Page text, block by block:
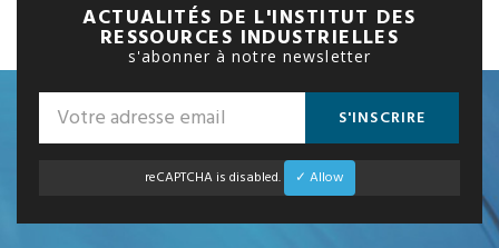
ACTUALITÉS DE L'INSTITUT DES
RESSOURCES INDUSTRIELLES
s'abonner à notre newsletter
S'INSCRIRE
reCAPTCHA is disabled. ✓ Allow